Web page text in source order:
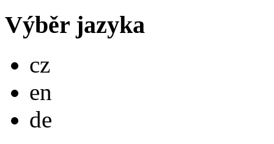
Výběr jazyka
cz
en
de